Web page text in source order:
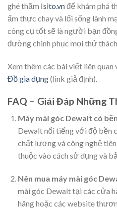
ghé thăm Isito.vnđể khám phá
ẩm thực chay và lối sống lành
công cụ tốt sẽ là người bạn
đường chinh phục mọi thử
Xem thêm các bài viết liên quan
Đồ gia dụng(link giả định).
FAQ – Giải Đáp Những
Máy mài góc Dewalt có
Dewalt nổi tiếng với độ bền
chất lượng và công nghệ
thuộc vào cách sử dụng và
Nên mua máy mài góc
mài góc Dewalt tại các cửa
hãng hoặc các website